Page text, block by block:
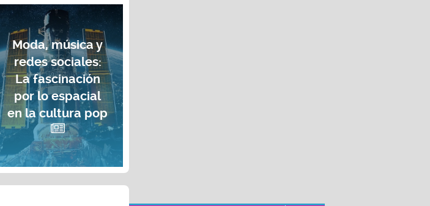
Moda, música y
redes sociales:
La fascinación
por lo espacial
en la cultura pop